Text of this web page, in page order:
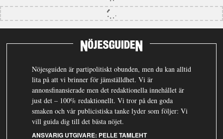
Nöjesguiden är partipolitiskt obunden, men du kan alltid
lita på att vi brinner för jämställdhet. Vi är
annonsfinansierade men det redaktionella innehållet är
just det – 100% redaktionellt. Vi tror på den goda
smaken och vår publicistiska tanke lyder som följer: Vi
vill guida dig till det bästa nöjet.
ANSVARIG UTGIVARE: PELLE TAMLEHT